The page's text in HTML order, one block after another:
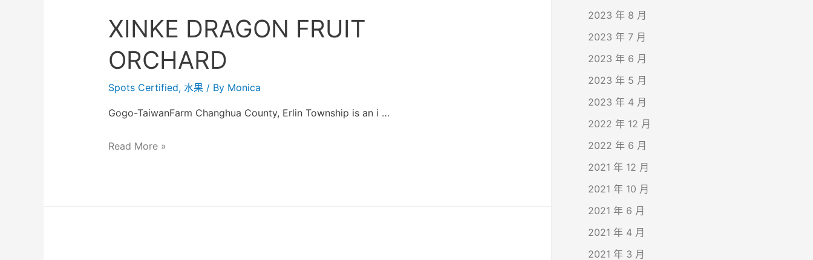
XINKE DRAGON FRUIT
ORCHARD
Spots Certified, 水果 / By Monica
Gogo-TaiwanFarm Changhua County, Erlin Township is an i …
Read More »
2023 年 8 月
2023 年 7 月
2023 年 6 月
2023 年 5 月
2023 年 4 月
2022 年 12 月
2022 年 6 月
2021 年 12 月
2021 年 10 月
2021 年 6 月
2021 年 4 月
2021 年 3 月